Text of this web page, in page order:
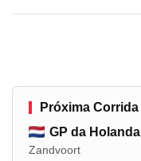
Próxima Corrida
GP da Holanda
Zandvoort